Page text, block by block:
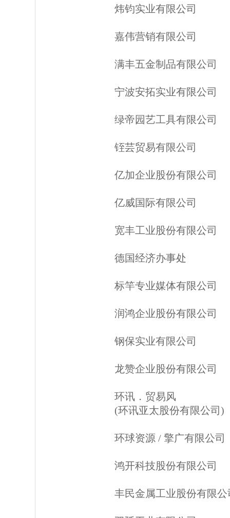
炜钧实业有限公司
嘉伟营销有限公司
满丰五金制品有限公司
宁波安拓实业有限公司
绿帝园艺工具有限公司
铚芸贸易有限公司
亿加企业股份有限公司
亿威国际有限公司
宽丰工业股份有限公司
德国经济办事处
标竿专业媒体有限公司
润鸿企业股份有限公司
钢保实业有限公司
龙赞企业股份有限公司
环讯．贸易风
(环讯亚太股份有限公司)
环球资源 / 擎广有限公司
鸿开科技股份有限公司
丰民金属工业股份有限公